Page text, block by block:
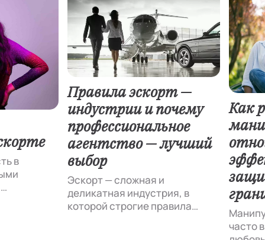
в
Правила эскорт —
индустрии и почему
профессиональное
агентство — лучший
выбор
Эскорт — сложная и
деликатная индустрия, в
которой строгие правила
Как
часто